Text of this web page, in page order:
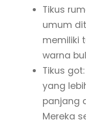
Tikus
umum
memiliki
warna
Tikus
yang
panjang
Mereka